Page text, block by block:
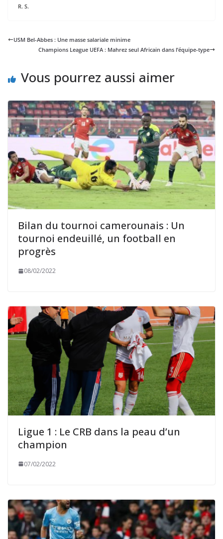
R. S.
USM Bel-Abbes : Une masse salariale minime
Champions League UEFA : Mahrez seul Africain dans l’équipe-type
Vous pourrez aussi aimer
Bilan du tournoi camerounais : Un
tournoi endeuillé, un football en
progrès
08/02/2022
Ligue 1 : Le CRB dans la peau d’un
champion
07/02/2022